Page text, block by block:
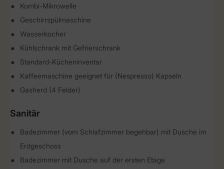
Kombi-Mikrowelle
Geschirrspülmaschine
Wasserkocher
Kühlschrank mit Gefrierschrank
Standard-Kücheninventar
Kaffeemaschine geeignet für (Nespresso) Kapseln
Gasherd (4 Felder)
Sanitär
Badezimmer (vom Schlafzimmer begehbar) mit Dusche im
Erdgeschoss
Badezimmer mit Dusche auf der ersten Etage